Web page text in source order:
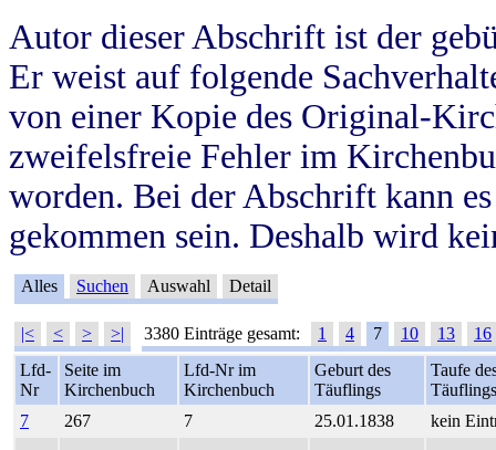
Autor dieser Abschrift ist der
Er weist auf folgende
von einer Kopie des Original-
zweifelsfreie Fehler im
worden. Bei der Abschrift kann
gekommen sein. Deshalb wird
Alles Suchen Auswahl Detail
|< < > >| 3380 Einträge gesamt: 1 4 7 10 13
16
Lfd-
Nr
Seite im
Kirchenbuch
Lfd-Nr im
Kirchenbuch
Geburt des
Täuflings
Taufe
Täuflings
7
267 7 25.01.1838 kein